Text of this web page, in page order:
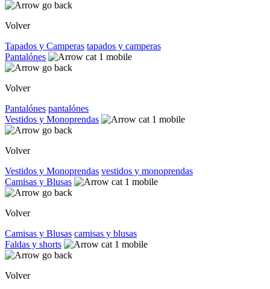
Volver
Tapados y Camperas tapados y camperas
Pantalónes
Volver
Pantalónes pantalónes
Vestidos y Monoprendas
Volver
Vestidos y Monoprendas vestidos y monoprendas
Camisas y Blusas
Volver
Camisas y Blusas camisas y blusas
Faldas y shorts
Volver